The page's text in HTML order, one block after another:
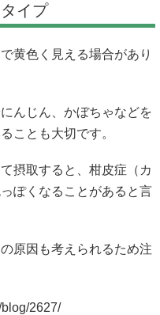
イプ
黄色く見える場合があり
んじん、かぼちゃなどを
ことも大切です。
摂取すると、柑皮症（カ
ぽくなることがあると言
原因も考えられるため注
2627/